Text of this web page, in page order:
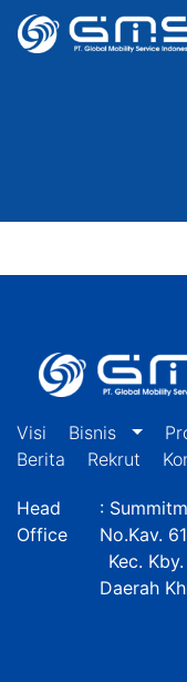
Visi Bisnis
Berita
Rekrut
Head
Office
:
No.Kav.
Kec.
Daerah